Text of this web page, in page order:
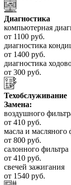
Диагностика
компьютерная
от 1100 руб.
диагностика
от 1400 руб.
диагностика
от 300 руб.
Техобслуживание
Замена:
воздушного
от 410 руб.
масла и масляного
от 800 руб.
салонного фильтра
от 410 руб.
свечей зажигания
от 1540 руб.